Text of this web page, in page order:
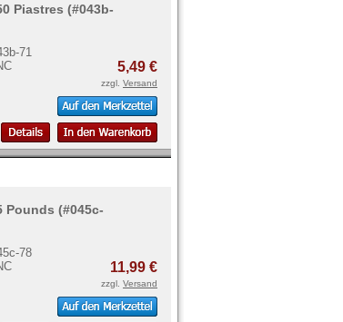
Piastres (#043b-
71
5,49 €
zzgl. Versand
Pounds (#045c-
78
11,99 €
zzgl. Versand